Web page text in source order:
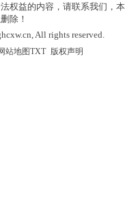
权益的内容，请联系我们，本
除！
All rights reserved.
站地图TXT| 版权声明